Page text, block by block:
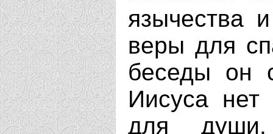
язычества
веры для
беседы он
Иисуса
для